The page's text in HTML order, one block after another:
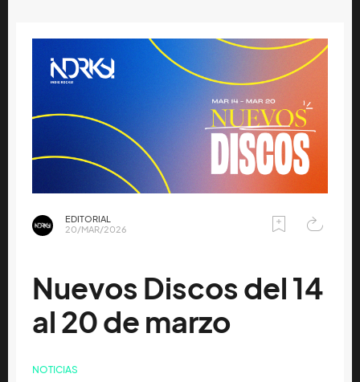
EDITORIAL
20/MAR/2026
Nuevos Discos del 14
al 20 de marzo
NOTICIAS